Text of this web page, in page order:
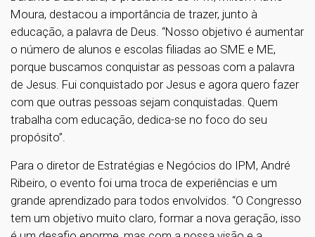
Moura, destacou a importância de trazer, junto à
educação, a palavra de Deus. “Nosso objetivo é aumentar
o número de alunos e escolas filiadas ao SME e ME,
porque buscamos conquistar as pessoas com a palavra
de Jesus. Fui conquistado por Jesus e agora quero fazer
com que outras pessoas sejam conquistadas. Quem
trabalha com educação, dedica-se no foco do seu
propósito”.
Para o diretor de Estratégias e Negócios do IPM, André
Ribeiro, o evento foi uma troca de experiências e um
grande aprendizado para todos envolvidos. “O Congresso
tem um objetivo muito claro, formar a nova geração, isso